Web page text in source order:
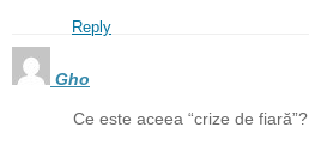
Reply
Gho
Ce este aceea “crize de fiară”?